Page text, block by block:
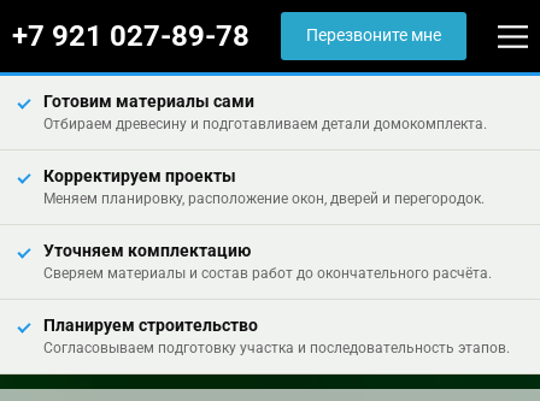
+7 921 027-89-78 Перезвоните мне
Готовим материалы сами
Отбираем древесину и подготавливаем детали домокомплекта.
Корректируем проекты
Меняем планировку, расположение окон, дверей и перегородок.
Уточняем комплектацию
Сверяем материалы и состав работ до окончательного расчёта.
Планируем строительство
Согласовываем подготовку участка и последовательность этапов.